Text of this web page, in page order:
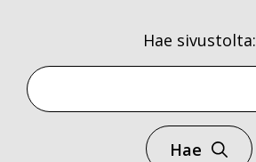
Hae sivustolta:
Hae